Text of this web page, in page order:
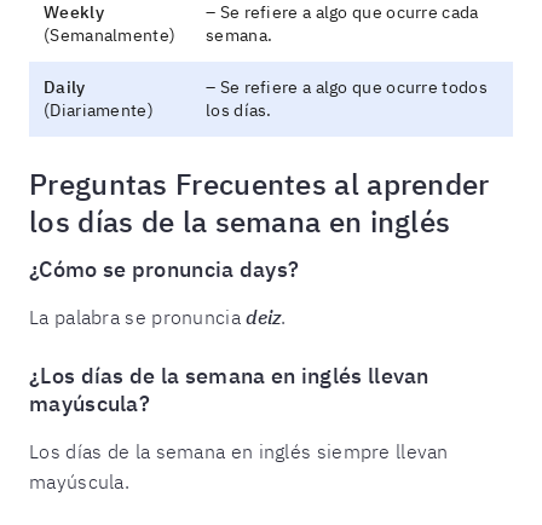
Weekly
(Semanalmente)
– Se refiere a algo que ocurre cada
semana.
Daily
(Diariamente)
– Se refiere a algo que ocurre todos
los días.
Preguntas Frecuentes al aprender
los días de la semana en inglés
¿Cómo se pronuncia days?
La palabra se pronunciadeiz.
¿Los días de la semana en inglés llevan
mayúscula?
Los días de la semana en inglés siempre llevan
mayúscula.